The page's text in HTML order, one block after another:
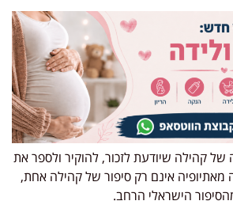
קהילה שיודעת לזכור, להוקיר ולספר את
מאתיופיה אינם רק סיפור של קהילה אחת,
הישראלי הרחב.